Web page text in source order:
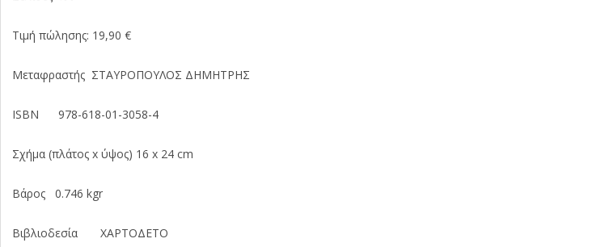
Τιμή πώλησης: 19,90 €
Μεταφραστής ΣΤΑΥΡΟΠΟΥΛΟΣ ΔΗΜΗΤΡΗΣ
ISBN 978-618-01-3058-4
Σχήμα (πλάτος x ύψος) 16 x 24 cm
Βάρος 0.746 kgr
Βιβλιοδεσία ΧΑΡΤΟΔΕΤΟ